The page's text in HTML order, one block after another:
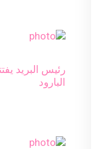
رئيس البريد
البارود